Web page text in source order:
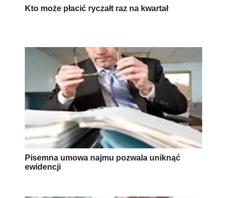
Kto może płacić ryczałt raz na kwartał
Pisemna umowa najmu pozwala uniknąć
ewidencji